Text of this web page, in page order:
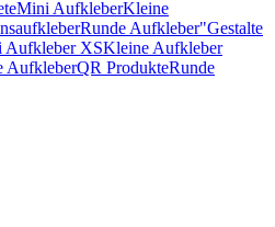
Mini AufkleberKleine
Runde Aufkleber"Gestalte
Aufkleber XSKleine Aufkleber
AufkleberQR ProdukteRunde